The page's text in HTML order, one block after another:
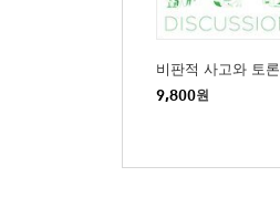
비판적 사고와 토론
9,800원